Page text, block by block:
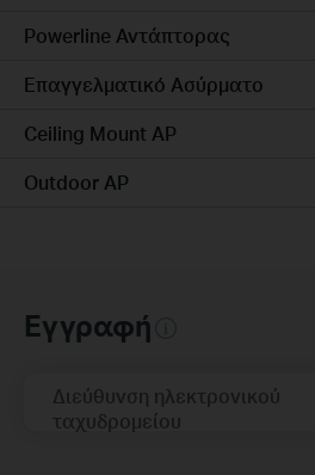
Powerline Αντάπτορας
Επαγγελματικό Ασύρματο
Ceiling Mount AP
Outdoor AP
Εγγραφή
Διεύθυνση ηλεκτρονικού
ταχυδρομείου